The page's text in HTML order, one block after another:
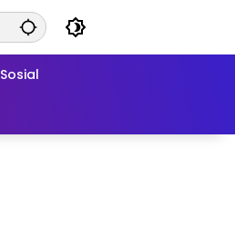
Sosial